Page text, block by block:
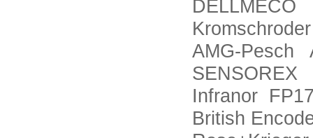
DELLMECO
AMG-Pesch
SENSOREX
Infranor
British